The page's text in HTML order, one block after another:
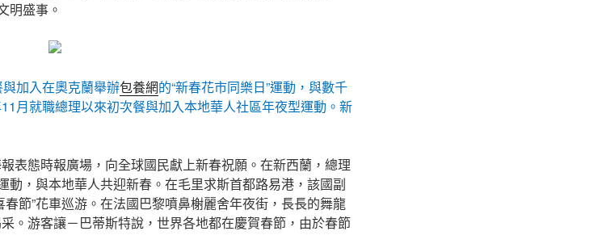
明盛事。
加入在奧克蘭舉辦包養網的“新春花市同樂日”運動，與數千
月就職總理以來初次餐與加入本地華人社區年夜型運動。 新
表態時報廣場，向全球國民獻上新春祝願。在新西蘭，總理
動，與本地華人共迎新春。在毛里求斯首都路易港，該國副
節”花車巡游。在法國巴黎噴鼻榭麗舍年夜街，長長的舞龍
。游客讓－巴蒂斯特說，世界各地都在慶賀春節，由於春節